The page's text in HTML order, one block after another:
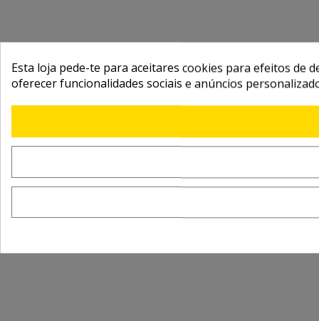
Esta loja pede-te para aceitares cookies para efeitos de
oferecer funcionalidades sociais e anúncios